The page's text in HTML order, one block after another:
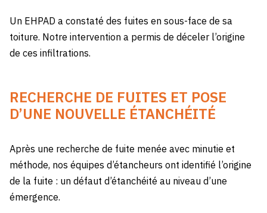
Un EHPAD a constaté des fuites en sous-face de sa
toiture. Notre intervention a permis de déceler l’origine
de ces infiltrations.
RECHERCHE DE FUITES ET POSE
D’UNE NOUVELLE ÉTANCHÉITÉ
Après une recherche de fuite menée avec minutie et
méthode, nos équipes d’étancheurs ont identifié l’origine
de la fuite : un défaut d’étanchéité au niveau d’une
émergence.